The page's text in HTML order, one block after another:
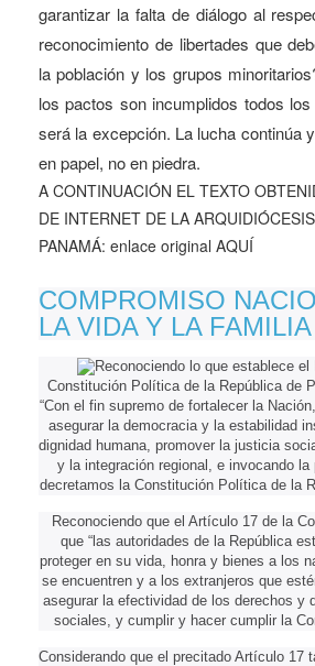
garantizar la falta de diálogo al
reconocimiento de libertades que
la población y los grupos
los pactos son incumplidos todos
será la excepción. La lucha continúa
en papel, no en piedra.
A CONTINUACIÓN EL TEXTO
DE INTERNET DE LA
PANAMÁ: enlace original AQUÍ
COMPROMISO
LA VIDA Y LA FAMILIA
Reconociendo lo que establece el
Constitución Política de la República de
“Con el fin supremo de fortalecer la
asegurar la democracia y la estabilidad
dignidad humana, promover la justicia
y la integración regional, e invocando la
decretamos la Constitución Política de la
Reconociendo que el Artículo 17 de la
que “las autoridades de la República
proteger en su vida, honra y bienes a los
se encuentren y a los extranjeros que
asegurar la efectividad de los derechos y
sociales, y cumplir y hacer cumplir la
Considerando que el precitado Artículo 17